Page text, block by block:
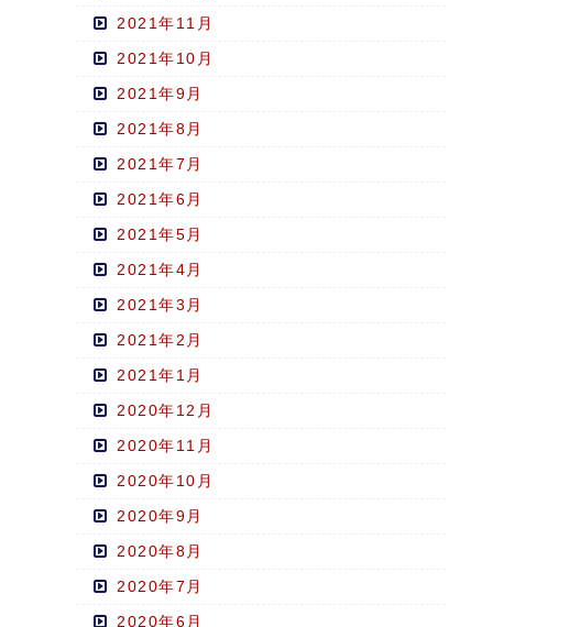
2021年11月
2021年10月
2021年9月
2021年8月
2021年7月
2021年6月
2021年5月
2021年4月
2021年3月
2021年2月
2021年1月
2020年12月
2020年11月
2020年10月
2020年9月
2020年8月
2020年7月
2020年6月